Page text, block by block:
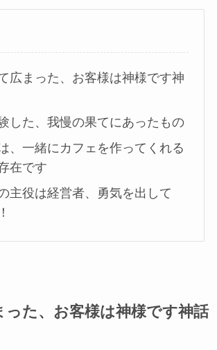
広まった、お客様は神様です神
した、我慢の果てにあったもの
、一緒にカフェを作ってくれる
在です
主役は経営者、勇気を出して
った、お客様は神様です神話